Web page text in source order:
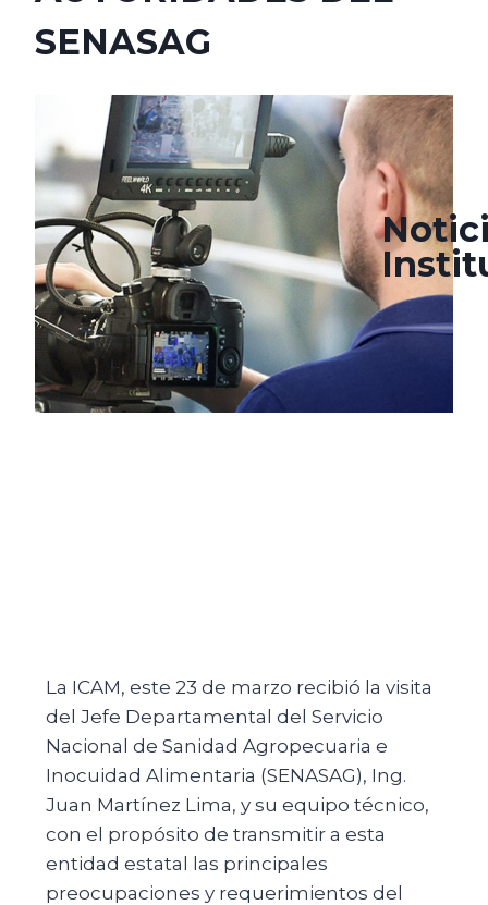
SENASAG
marzo 23, 2022agosto 24, 2022
La ICAM, este 23 de marzo recibió la visita
del Jefe Departamental del Servicio
Nacional de Sanidad Agropecuaria e
Inocuidad Alimentaria (SENASAG), Ing.
Juan Martínez Lima, y su equipo técnico,
con el propósito de transmitir a esta
entidad estatal las principales
preocupaciones y requerimientos del